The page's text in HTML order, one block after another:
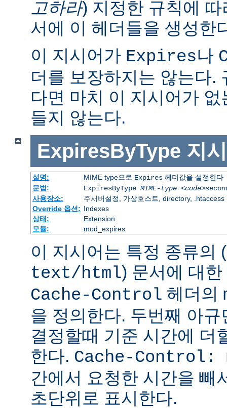
고하라) 지정한 규칙에
서에 이 헤더들을 생성한
이 지시어가 Expires나
더를 보장하지는 않는다.
다면 마치 이 지시어가
들지 않는다.
ExpiresByType 지
설명: MIME type으로 Expires헤더값을 설정한다
문법:
ExpiresByType MIME-type
사용장소:
주서버설정, 가상호스트, directory, .htaccess
Override 옵션: Indexes
상태:
Extension
모듈:
mod_expires
이 지시어는 특정 종류의 (
text/html) 문서에 대한
Cache-Control 헤더의
을 정의한다. 두번째 아
결정할때 기준 시간에 더
한다. Cache-Control:
간에서 요청한 시간을 빼
초단위로 표시한다.